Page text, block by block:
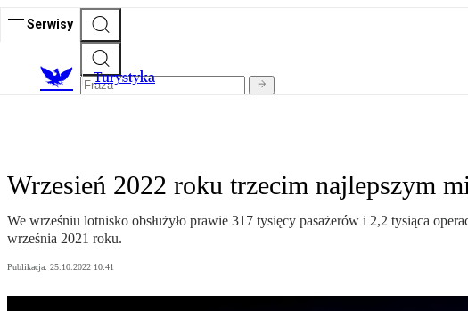
Serwisy
Turystyka
Wrzesień 2022 roku trzecim najlepszym
We wrześniu lotnisko obsłużyło prawie 317 tysięcy pasażerów i 2,2 tysiąca
września 2021 roku.
Publikacja: 25.10.2022 10:41